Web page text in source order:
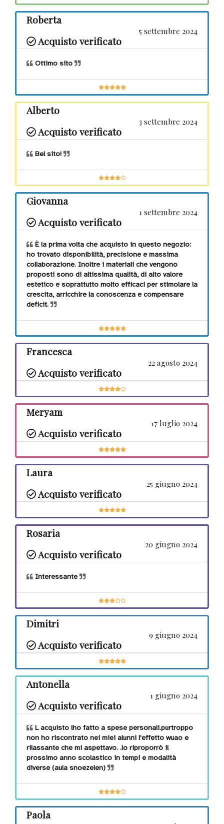
Roberta
5 settembre 2024
Acquisto verificato
Ottimo sito
Alberto
3 settembre 2024
Acquisto verificato
Bel sito!
Giovanna
1 settembre 2024
Acquisto verificato
È la prima volta che acquisto in questo negozio:
ho trovato disponibilità, precisione e massima
collaborazione. Inoltre i materiali che vengono
proposti sono di altissima qualità, di alto valore
estetico e soprattutto molto efficaci per stimolare la
crescita, arricchire la conoscenza e compensare
deficit.
Francesca
22 agosto 2024
Acquisto verificato
Meryam
17 luglio 2024
Acquisto verificato
Laura
25 giugno 2024
Acquisto verificato
Rosaria
20 giugno 2024
Acquisto verificato
Interessante
Dimitri
9 giugno 2024
Acquisto verificato
Antonella
1 giugno 2024
Acquisto verificato
L acquisto lho fatto a spese personali.purtroppo
non ho riscontrato nei miei alunni l'effetto wuao e
rilassante che mi aspettavo. .lo riproporrò il
prossimo anno scolastico in tempi e modalità
diverse (aula snoezelen)
Paola